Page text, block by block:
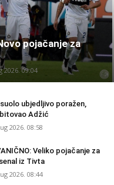
pojačanje za
2026. 09:04
ubjedljivo poražen,
Adžić
2026. 08:58
Veliko pojačanje za
iz Tivta
2026. 08:44